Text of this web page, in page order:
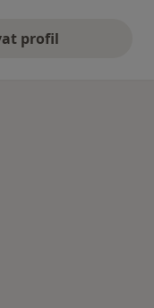
profil